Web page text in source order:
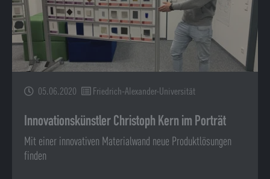
05.06.2020 Friedrich-Alexander-Universität
Innovationskünstler Christoph Kern im Porträt
Mit einer innovativen Materialwand neue Produktlösungen
finden